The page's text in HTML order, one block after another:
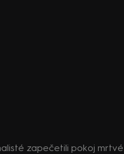
zapečetili pokoj